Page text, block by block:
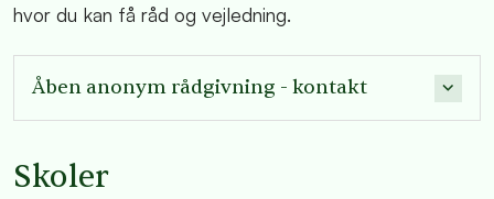
hvor du kan få råd og vejledning.
Åben anonym rådgivning - kontakt
Skoler